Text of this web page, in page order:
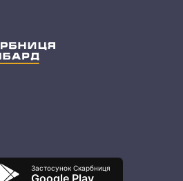
Застосунок Скарбниця
Google Play